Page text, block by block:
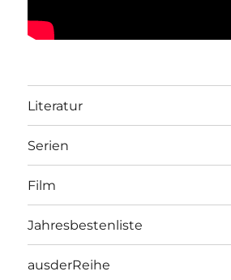
Literatur
Serien
Film
Jahresbestenliste
ausderReihe